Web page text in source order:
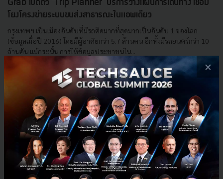
Grab เปิดตัว 'Trip Planner' บริการวางแผนการเดินทาง เชื่อม
โยงโครงข่ายระบบขนส่งสาธารณะในแอพเดียว
กรุงเทพฯ เป็นเมืองอันดับที่มีรถติดมากที่สุดมากเป็นอันดับ 1 ของโลก
(ข้อมูลเมื่อปี 2016) โดยมีผู้อาศัยกว่า 5.7 ล้านคน อีกทั้งมีรถยนตร์กว่า 10
ล้านคัน แม้กระนั้น การให้ข้อมูลประชาชนใน...
| ByTechsauce Team
Grab Trip Planner Grab Thailand
×